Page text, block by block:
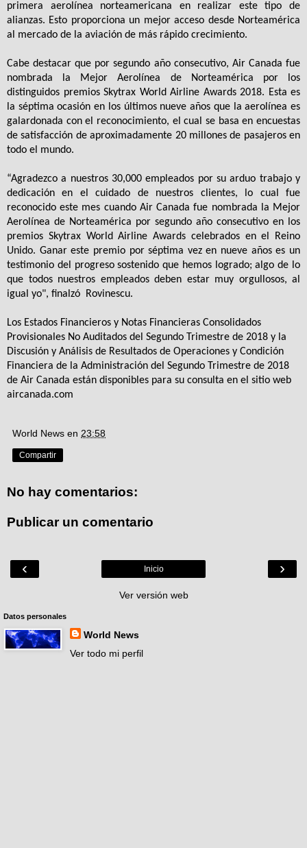
primera aerolínea norteamericana en realizar este tipo de
alianzas. Esto proporciona un mejor acceso desde Norteamérica
al mercado de la aviación de más rápido crecimiento.
Cabe destacar que por segundo año consecutivo, Air Canada fue
nombrada la Mejor Aerolínea de Norteamérica por los
distinguidos premios Skytrax World Airline Awards 2018. Esta es
la séptima ocasión en los últimos nueve años que la aerolínea es
galardonada con el reconocimiento, el cual se basa en encuestas
de satisfacción de aproximadamente 20 millones de pasajeros en
todo el mundo.
“Agradezco a nuestros 30,000 empleados por su arduo trabajo y
dedicación en el cuidado de nuestros clientes, lo cual fue
reconocido este mes cuando Air Canada fue nombrada la Mejor
Aerolínea de Norteamérica por segundo año consecutivo en los
premios Skytrax World Airline Awards celebrados en el Reino
Unido. Ganar este premio por séptima vez en nueve años es un
testimonio del progreso sostenido que hemos logrado; algo de lo
que todos nuestros empleados deben estar muy orgullosos, al
igual yo", finalzó
Rovinescu.
Los Estados Financieros y Notas Financieras Consolidados
Provisionales No Auditados del Segundo Trimestre de 2018 y la
Discusión y Análisis de Resultados de Operaciones y Condición
Financiera de la Administración del Segundo Trimestre de 2018
de Air Canada están disponibles para su consulta en el sitio web
aircanada.com
World News en 23:58
Compartir
No hay comentarios:
Publicar un comentario
‹ ›
Inicio
Ver versión web
Datos personales
World News
Ver todo mi perfil